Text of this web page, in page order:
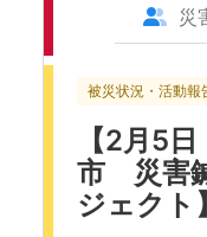
災
被災状況・活動報
【2月5
市 災害
ジェクト】